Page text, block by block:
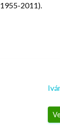
2011).